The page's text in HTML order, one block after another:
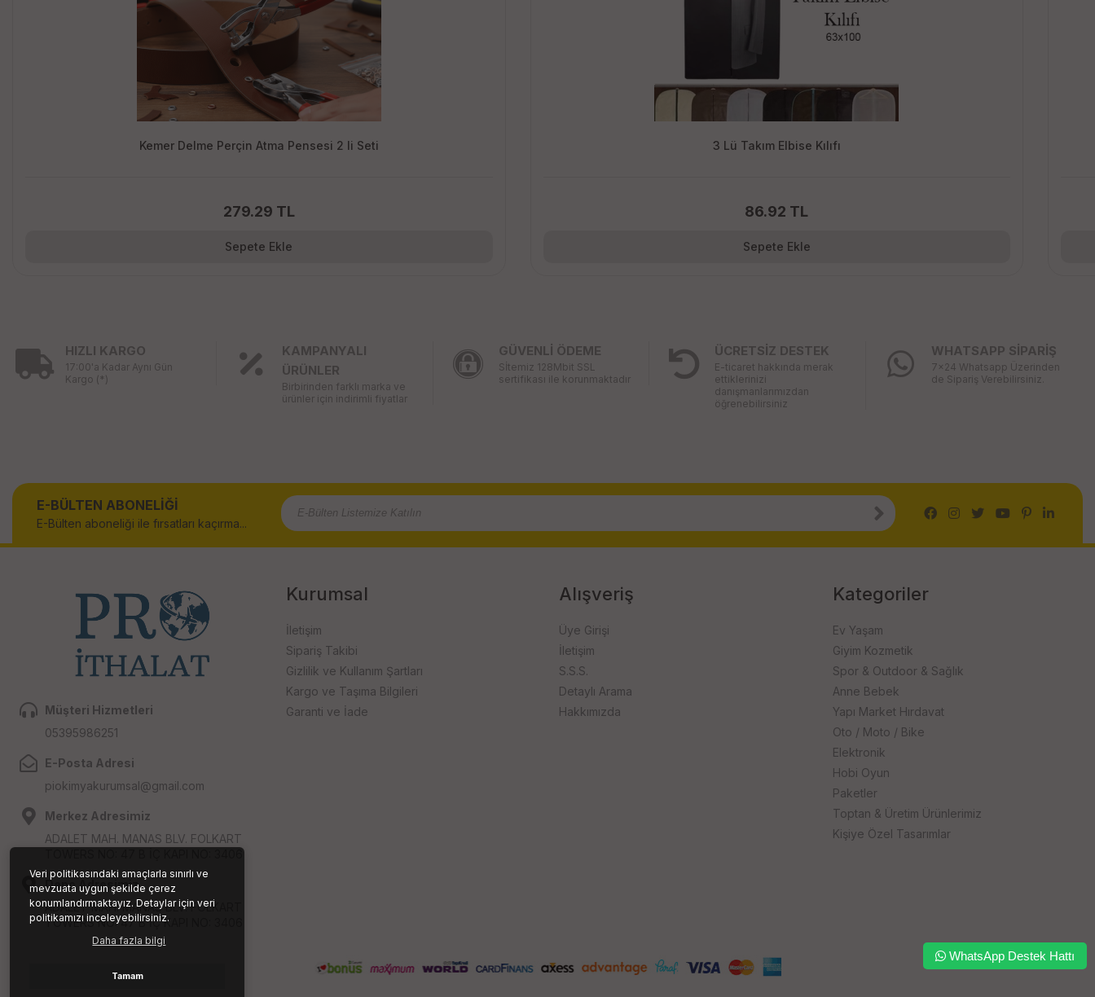
Veri politikasındaki amaçlarla sınırlı ve
mevzuata uygun şekilde çerez
konumlandırmaktayız. Detaylar için veri
politikamızı inceleyebilirsiniz.
Daha fazla bilgi
Tamam
Kemer Delme Perçin Atma Pensesi 2 li Seti
279.29 TL
Sepete Ekle
3 Lü Takım Elbise Kılıfı
86.92 TL
Sepete Ekle
HIZLI KARGO
17:00'a Kadar Aynı Gün
Kargo (*)
KAMPANYALI
ÜRÜNLER
Birbirinden farklı marka ve
ürünler için indirimli fiyatlar
GÜVENLİ ÖDEME
Sİtemiz 128Mbit SSL
sertifikası ile korunmaktadır
ÜCRETSİZ DESTEK
E-ticaret hakkında merak
ettiklerinizi
danışmanlarımızdan
öğrenebilirsiniz
WHATSAPP SİPARİŞ
7x24 Whatsapp Üzerinden
de Sipariş Verebilirsiniz.
E-BÜLTEN ABONELİĞİ
E-Bülten aboneliği ile fırsatları kaçırma...
Müşteri Hizmetleri
05395986251
E-Posta Adresi
piokimyakurumsal@gmail.com
Merkez Adresimiz
ADALET MAH. MANAS BLV. FOLKART
Depo Adresimiz
ADALET MAH. MANAS BLV. FOLKART
TOWERS NO: 47 B İÇ KAPI NO: 3406
Kurumsal
İletişim
Sipariş Takibi
Gizlilik ve Kullanım Şartları
Kargo ve Taşıma Bilgileri
Garanti ve İade
Alışveriş
Üye Girişi
İletişim
S.S.S.
Detaylı Arama
Hakkımızda
Kategoriler
Ev Yaşam
Giyim Kozmetik
Spor & Outdoor & Sağlık
Anne Bebek
Yapı Market Hırdavat
Oto / Moto / Bike
Elektronik
Hobi Oyun
Paketler
Toptan & Üretim Ürünlerimiz
Kişiye Özel Tasarımlar
WhatsApp Destek Hattı